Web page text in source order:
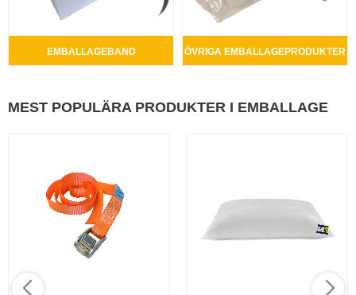
EMBALLAGEBAND ÖVRIGA EMBALLAGEPRODUKTER
MEST POPULÄRA PRODUKTER I EMBALLAGE